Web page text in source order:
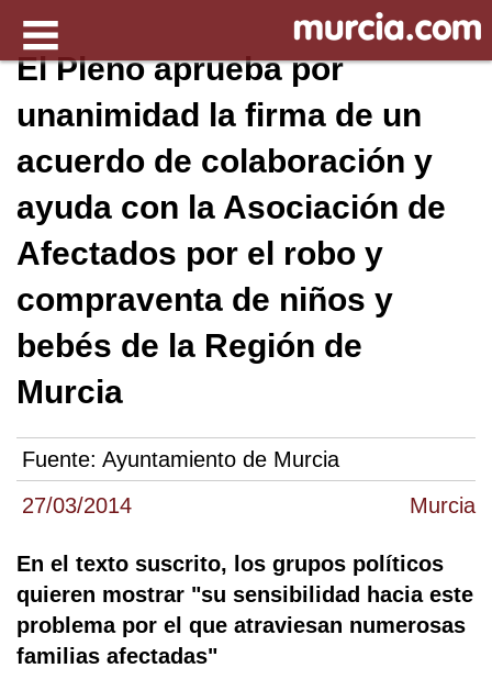
27/03/2014 Murcia
El Pleno aprueba por
unanimidad la firma de un
acuerdo de colaboración y
ayuda con la Asociación de
Afectados por el robo y
compraventa de niños y
bebés de la Región de
Murcia
Fuente: Ayuntamiento de Murcia
En el texto suscrito, los grupos políticos
quieren mostrar "su sensibilidad hacia este
problema por el que atraviesan numerosas
familias afectadas"